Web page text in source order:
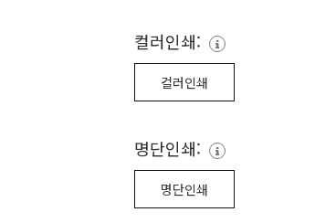
컬러인쇄:
컬러인쇄
명단인쇄:
명단인쇄